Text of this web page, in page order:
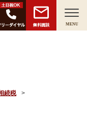
無料面談 MENU
続税